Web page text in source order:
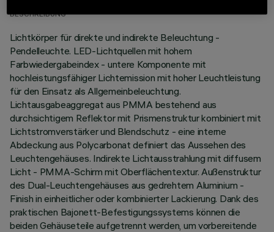
BESCHREIBUNG
Lichtkörper für direkte und indirekte Beleuchtung -
Pendelleuchte. LED-Lichtquellen mit hohem
Farbwiedergabeindex - untere Komponente mit
hochleistungsfähiger Lichtemission mit hoher Leuchtleistung
für den Einsatz als Allgemeinbeleuchtung.
Lichtausgabeaggregat aus PMMA bestehend aus
durchsichtigem Reflektor mit Prismenstruktur kombiniert mit
Lichtstromverstärker und Blendschutz - eine interne
Abdeckung aus Polycarbonat definiert das Aussehen des
Leuchtengehäuses. Indirekte Lichtausstrahlung mit diffusem
Licht - PMMA-Schirm mit Oberflächentextur. Außenstruktur
des Dual-Leuchtengehäuses aus gedrehtem Aluminium -
Finish in einheitlicher oder kombinierter Lackierung. Dank des
praktischen Bajonett-Befestigungssystems können die
beiden Gehäuseteile aufgetrennt werden, um vorbereitende